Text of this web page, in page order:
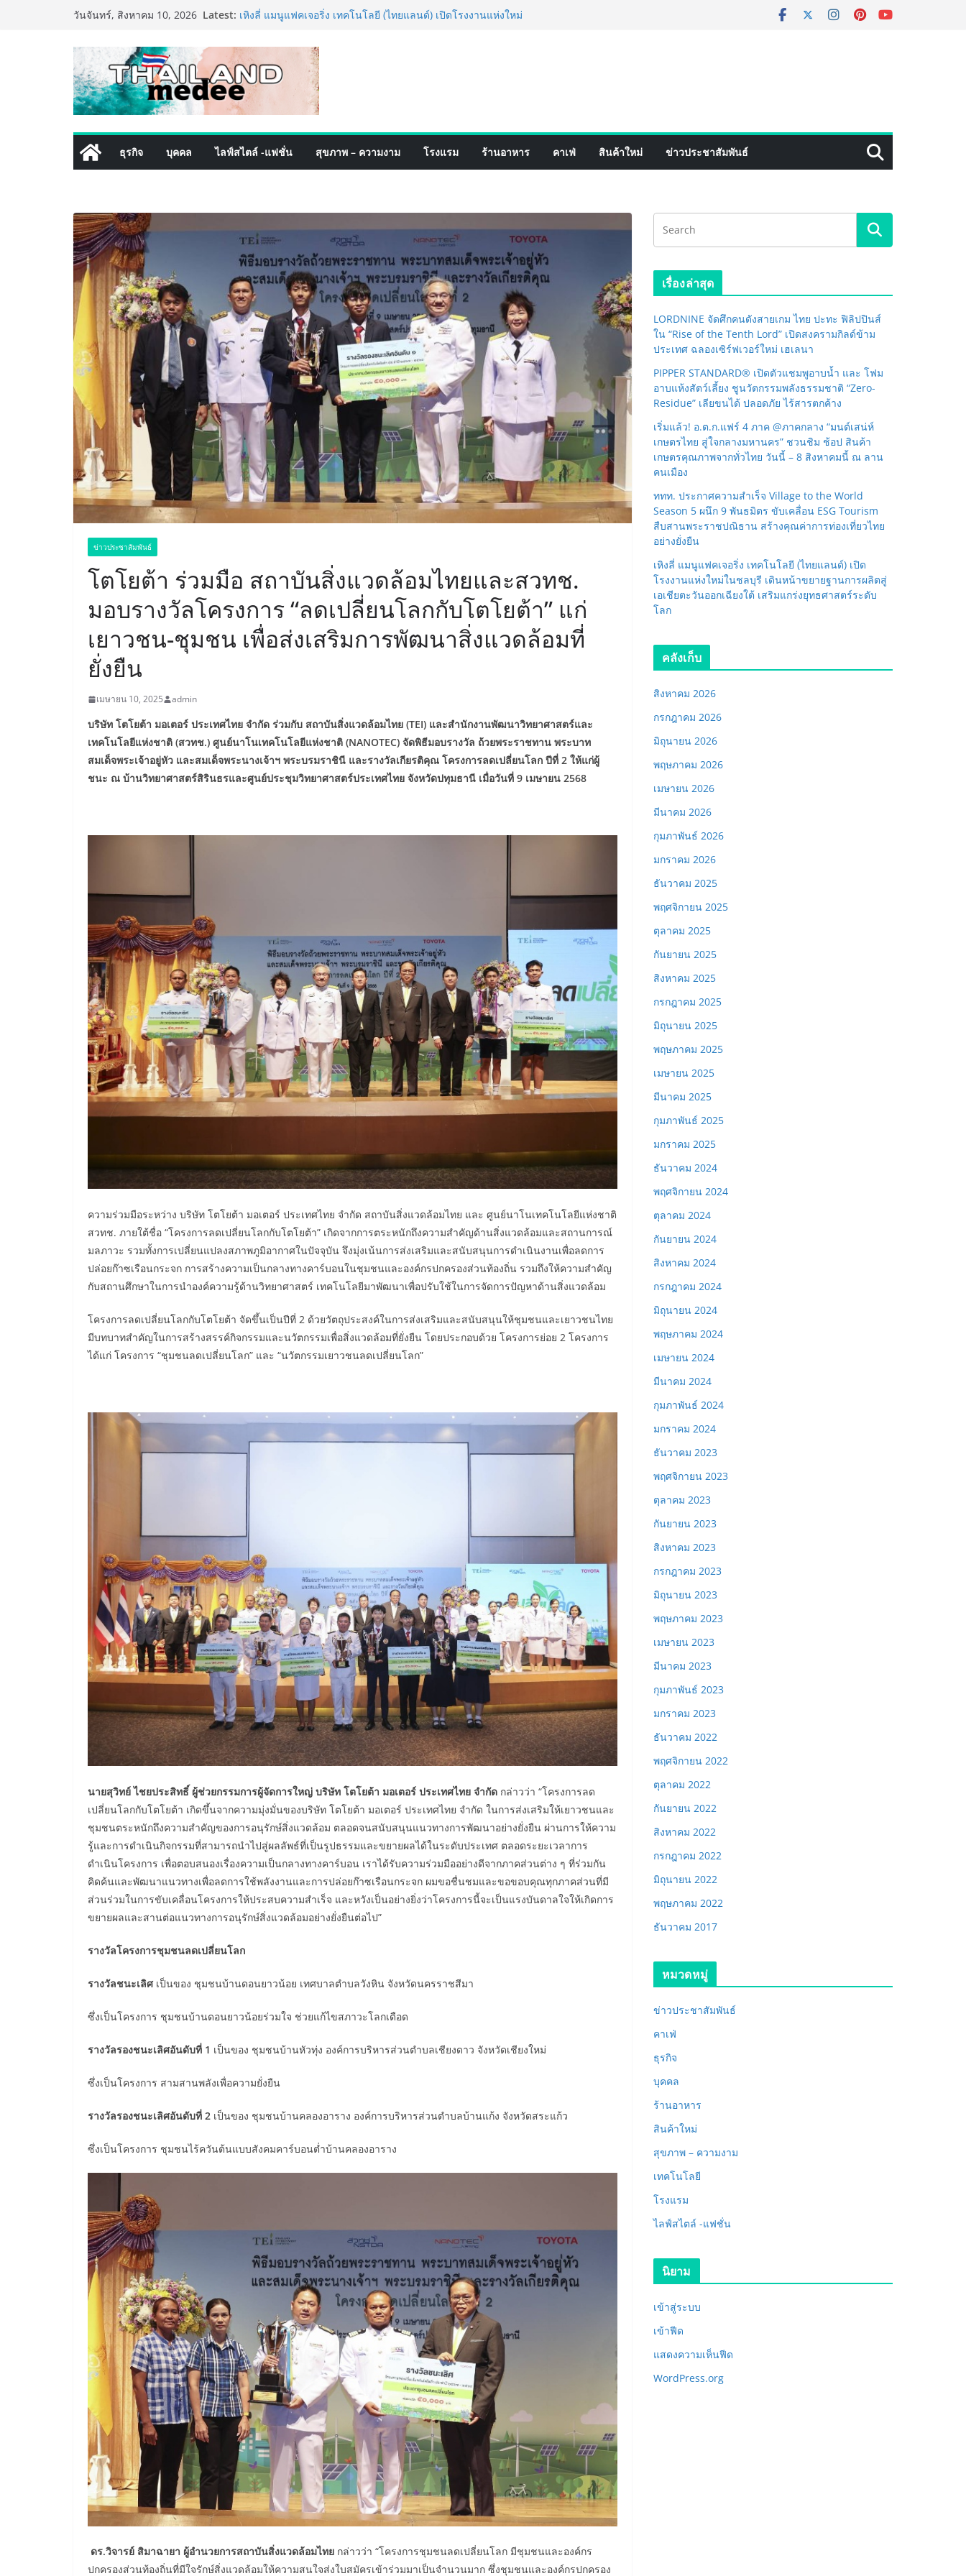
วันจันทร์, สิงหาคม 10, 2026 Latest: ททท. ประกาศความสำเร็จ Village to the World Season 5 ผนึก 9
พันธมิตร ขับเคลื่อน ESG Tourism สืบสานพระราชปณิธาน สร้าง
เหิงลี่ แมนูแฟคเจอริ่ง เทคโนโลยี (ไทยแลนด์) เปิดโรงงานแห่งใหม่
ในชลบุรี เดินหน้าขยายฐานการผลิตสู่เอเชียตะวันออกเฉียงใต้
เสริมแกร่งยุทธศาสตร์ระดับโลก
LORDNINE จัดศึกคนดังสายเกม ไทย ปะทะ ฟิลิปปินส์ ใน “Rise of
the Tenth Lord” เปิดสงครามกิลด์ข้ามประเทศ ฉลองเซิร์ฟเวอร์
PIPPER STANDARD® เปิดตัวแชมพูอาบน้ำ และ โฟมอาบแห้งสัตว์
เลี้ยง ชูนวัตกรรมพลังธรรมชาติ “Zero-Residue” เลียขนได้
ปลอดภัย ไร้สารตกค้าง
ไทย วันนี้ – 8 สิงหาคมนี้ ณ ลานคนเมือง
ธุรกิจ บุคคล ไลฟ์สไตล์ -แฟชั่น สุขภาพ – ความงาม โรงแรม ร้านอาหาร คาเฟ่ สินค้าใหม่ ข่าวประชาสัมพันธ์
ข่าวประชาสัมพันธ์
โตโยต้า ร่วมมือ สถาบันสิ่งแวดล้อมไทยและสวทช.
มอบรางวัลโครงการ “ลดเปลี่ยนโลกกับโตโยต้า” แก่
เยาวชน-ชุมชน เพื่อส่งเสริมการพัฒนาสิ่งแวดล้อมที่
ยั่งยืน
เมษายน 10, 2025 admin
บริษัท โตโยต้า มอเตอร์ ประเทศไทย จำกัด ร่วมกับ สถาบันสิ่งแวดล้อมไทย (TEI) และสำนักงานพัฒนาวิทยาศาสตร์และ
เทคโนโลยีแห่งชาติ (สวทช.) ศูนย์นาโนเทคโนโลยีแห่งชาติ (NANOTEC) จัดพิธีมอบรางวัล ถ้วยพระราชทาน พระบาท
สมเด็จพระเจ้าอยู่หัว และสมเด็จพระนางเจ้าฯ พระบรมราชินี และรางวัลเกียรติคุณ โครงการลดเปลี่ยนโลก ปีที่ 2 ให้แก่ผู้
ชนะ ณ บ้านวิทยาศาสตร์สิรินธรและศูนย์ประชุมวิทยาศาสตร์ประเทศไทย จังหวัดปทุมธานี เมื่อวันที่ 9 เมษายน 2568
ความร่วมมือระหว่าง บริษัท โตโยต้า มอเตอร์ ประเทศไทย จำกัด สถาบันสิ่งแวดล้อมไทย และ ศูนย์นาโนเทคโนโลยีแห่งชาติ
สวทช. ภายใต้ชื่อ “โครงการลดเปลี่ยนโลกกับโตโยต้า” เกิดจากการตระหนักถึงความสำคัญด้านสิ่งแวดล้อมและสถานการณ์
มลภาวะ รวมทั้งการเปลี่ยนแปลงสภาพภูมิอากาศในปัจจุบัน จึงมุ่งเน้นการส่งเสริมและสนับสนุนการดำเนินงานเพื่อลดการ
ปล่อยก๊าซเรือนกระจก การสร้างความเป็นกลางทางคาร์บอนในชุมชนและองค์กรปกครองส่วนท้องถิ่น รวมถึงให้ความสำคัญ
กับสถานศึกษาในการนำองค์ความรู้ด้านวิทยาศาสตร์ เทคโนโลยีมาพัฒนาเพื่อปรับใช้ในการจัดการปัญหาด้านสิ่งแวดล้อม
โครงการลดเปลี่ยนโลกกับโตโยต้า จัดขึ้นเป็นปีที่ 2 ด้วยวัตถุประสงค์ในการส่งเสริมและสนับสนุนให้ชุมชนและเยาวชนไทย
มีบทบาทสำคัญในการสร้างสรรค์กิจกรรมและนวัตกรรมเพื่อสิ่งแวดล้อมที่ยั่งยืน โดยประกอบด้วย โครงการย่อย 2 โครงการ
ได้แก่ โครงการ “ชุมชนลดเปลี่ยนโลก” และ “นวัตกรรมเยาวชนลดเปลี่ยนโลก”
นายสุวิทย์ ไชยประสิทธิ์ ผู้ช่วยกรรมการผู้จัดการใหญ่ บริษัท โตโยต้า มอเตอร์ ประเทศไทย จำกัด กล่าวว่า “โครงการลด
เปลี่ยนโลกกับโตโยต้า เกิดขึ้นจากความมุ่งมั่นของบริษัท โตโยต้า มอเตอร์ ประเทศไทย จำกัด ในการส่งเสริมให้เยาวชนและ
ชุมชนตระหนักถึงความสำคัญของการอนุรักษ์สิ่งแวดล้อม ตลอดจนสนับสนุนแนวทางการพัฒนาอย่างยั่งยืน ผ่านการให้ความ
รู้และการดำเนินกิจกรรมที่สามารถนำไปสู่ผลลัพธ์ที่เป็นรูปธรรมและขยายผลได้ในระดับประเทศ ตลอดระยะเวลาการ
ดำเนินโครงการ เพื่อตอบสนองเรื่องความเป็นกลางทางคาร์บอน เราได้รับความร่วมมืออย่างดีจากภาคส่วนต่าง ๆ ที่ร่วมกัน
คิดค้นและพัฒนาแนวทางเพื่อลดการใช้พลังงานและการปล่อยก๊าซเรือนกระจก ผมขอชื่นชมและขอขอบคุณทุกภาคส่วนที่มี
ส่วนร่วมในการขับเคลื่อนโครงการให้ประสบความสำเร็จ และหวังเป็นอย่างยิ่งว่าโครงการนี้จะเป็นแรงบันดาลใจให้เกิดการ
ขยายผลและสานต่อแนวทางการอนุรักษ์สิ่งแวดล้อมอย่างยั่งยืนต่อไป”
รางวัลโครงการชุมชนลดเปลี่ยนโลก
รางวัลชนะเลิศเป็นของ ชุมชนบ้านดอนยาวน้อย เทศบาลตำบลวังหิน จังหวัดนครราชสีมา
ซึ่งเป็นโครงการ ชุมชนบ้านดอนยาวน้อยร่วมใจ ช่วยแก้ไขสภาวะโลกเดือด
รางวัลรองชนะเลิศอันดับที่ 1 เป็นของ ชุมชนบ้านหัวทุ่ง องค์การบริหารส่วนตำบลเชียงดาว จังหวัดเชียงใหม่
ซึ่งเป็นโครงการ สามสานพลังเพื่อความยั่งยืน
รางวัลรองชนะเลิศอันดับที่ 2 เป็นของ ชุมชนบ้านคลองอาราง องค์การบริหารส่วนตำบลบ้านแก้ง จังหวัดสระแก้ว
ซึ่งเป็นโครงการ ชุมชนไร้ควันต้นแบบสังคมคาร์บอนต่ำบ้านคลองอาราง
ดร.วิจารย์ สิมาฉายา ผู้อำนวยการสถาบันสิ่งแวดล้อมไทย กล่าวว่า “โครงการชุมชนลดเปลี่ยนโลก มีชุมชนและองค์กร
ปกครองส่วนท้องถิ่นที่มีใจรักษ์สิ่งแวดล้อมให้ความสนใจส่งใบสมัครเข้าร่วมมาเป็นจำนวนมาก ซึ่งชุมชนและองค์กรปกครอง
เรื่องล่าสุด
LORDNINE จัดศึกคนดังสายเกม ไทย ปะทะ ฟิลิปปินส์
ใน “Rise of the Tenth Lord” เปิดสงครามกิลด์ข้าม
ประเทศ ฉลองเซิร์ฟเวอร์ใหม่ เฮเลนา
PIPPER STANDARD® เปิดตัวแชมพูอาบน้ำ และ โฟม
อาบแห้งสัตว์เลี้ยง ชูนวัตกรรมพลังธรรมชาติ “Zero-
Residue” เลียขนได้ ปลอดภัย ไร้สารตกค้าง
เริ่มแล้ว! อ.ต.ก.แฟร์ 4 ภาค @ภาคกลาง “มนต์เสน่ห์
เกษตรไทย สู่ใจกลางมหานคร” ชวนชิม ช้อป สินค้า
เกษตรคุณภาพจากทั่วไทย วันนี้ – 8 สิงหาคมนี้ ณ ลาน
คนเมือง
ททท. ประกาศความสำเร็จ Village to the World
Season 5 ผนึก 9 พันธมิตร ขับเคลื่อน ESG Tourism
สืบสานพระราชปณิธาน สร้างคุณค่าการท่องเที่ยวไทย
อย่างยั่งยืน
เหิงลี่ แมนูแฟคเจอริ่ง เทคโนโลยี (ไทยแลนด์) เปิด
โรงงานแห่งใหม่ในชลบุรี เดินหน้าขยายฐานการผลิตสู่
เอเชียตะวันออกเฉียงใต้ เสริมแกร่งยุทธศาสตร์ระดับ
โลก
คลังเก็บ
สิงหาคม 2026
กรกฎาคม 2026
มิถุนายน 2026
พฤษภาคม 2026
เมษายน 2026
มีนาคม 2026
กุมภาพันธ์ 2026
มกราคม 2026
ธันวาคม 2025
พฤศจิกายน 2025
ตุลาคม 2025
กันยายน 2025
สิงหาคม 2025
กรกฎาคม 2025
มิถุนายน 2025
พฤษภาคม 2025
เมษายน 2025
มีนาคม 2025
กุมภาพันธ์ 2025
มกราคม 2025
ธันวาคม 2024
พฤศจิกายน 2024
ตุลาคม 2024
กันยายน 2024
สิงหาคม 2024
กรกฎาคม 2024
มิถุนายน 2024
พฤษภาคม 2024
เมษายน 2024
มีนาคม 2024
กุมภาพันธ์ 2024
มกราคม 2024
ธันวาคม 2023
พฤศจิกายน 2023
ตุลาคม 2023
กันยายน 2023
สิงหาคม 2023
กรกฎาคม 2023
มิถุนายน 2023
พฤษภาคม 2023
เมษายน 2023
มีนาคม 2023
กุมภาพันธ์ 2023
มกราคม 2023
ธันวาคม 2022
พฤศจิกายน 2022
ตุลาคม 2022
กันยายน 2022
สิงหาคม 2022
กรกฎาคม 2022
มิถุนายน 2022
พฤษภาคม 2022
ธันวาคม 2017
หมวดหมู่
ข่าวประชาสัมพันธ์
คาเฟ่
ธุรกิจ
บุคคล
ร้านอาหาร
สินค้าใหม่
สุขภาพ – ความงาม
เทคโนโลยี
โรงแรม
ไลฟ์สไตล์ -แฟชั่น
นิยาม
เข้าสู่ระบบ
เข้าฟีด
แสดงความเห็นฟีด
WordPress.org